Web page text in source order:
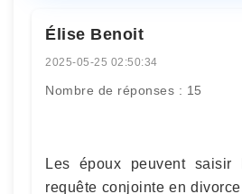
Élise Benoit
2025-05-25 02:50:34
Nombre de réponses : 15
Les époux peuvent
requête conjointe en